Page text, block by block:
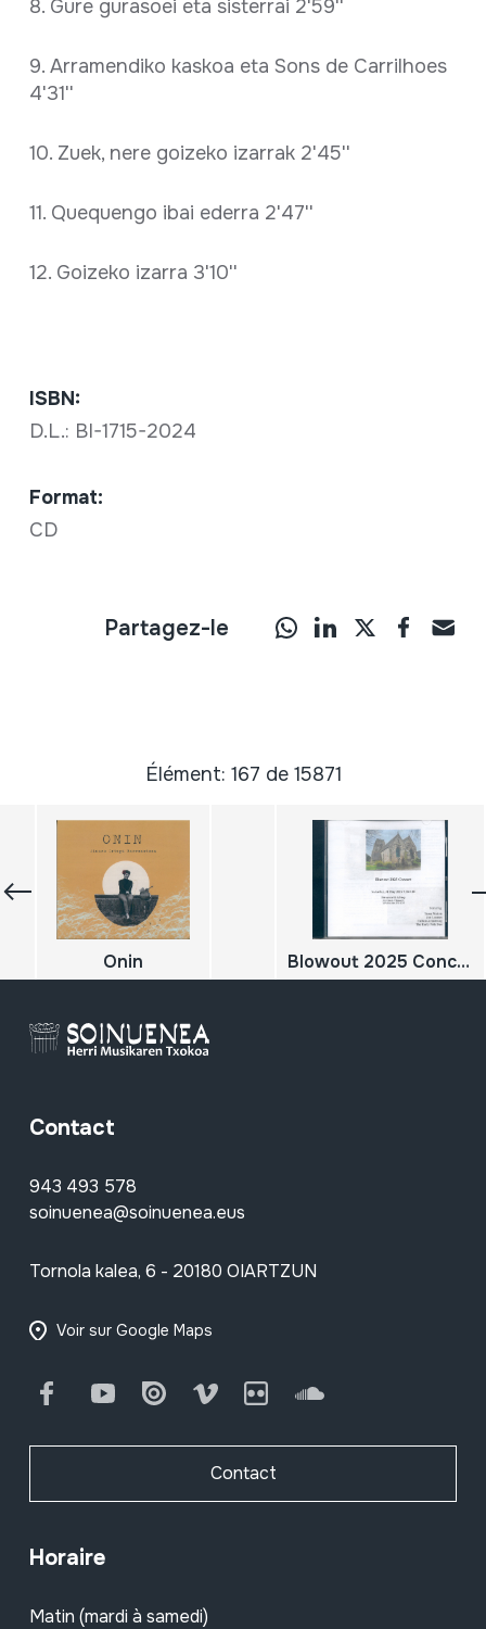
8. Gure gurasoei eta sisterrai 2'59''
9. Arramendiko kaskoa eta Sons de Carrilhoes
4'31''
10. Zuek, nere goizeko izarrak 2'45''
11. Quequengo ibai ederra 2'47''
12. Goizeko izarra 3'10''
ISBN:
D.L.: BI-1715-2024
Format:
CD
Partagez-le
Élément: 167 de 15871
Onin Blowout 2025 Concert
Contact
943 493 578
soinuenea@soinuenea.eus
Tornola kalea, 6 - 20180 OIARTZUN
Voir sur Google Maps
FacebookYoutube Issuu Vimeo Flickr SoundCloud
Contact
Horaire
Matin (mardi à samedi)